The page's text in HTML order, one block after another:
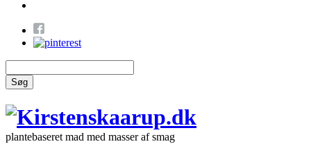
Søg
plantebaseret mad med masser af smag